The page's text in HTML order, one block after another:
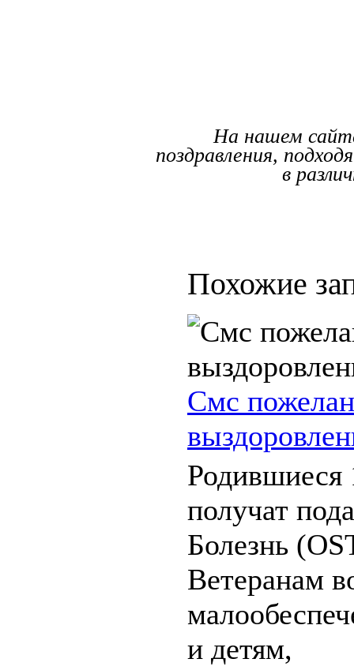
На нашем
поздравления,
в
Похожие
Смс
Родившиеся
получат
Болезнь
Ветеранам
и детям,